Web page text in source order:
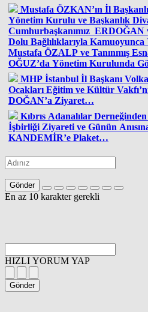
Mustafa ÖZKAN’ın İl
Yönetim Kurulu ve Başkanlık
Cumhurbaşkanımız
Dolu Bağlılıklarıyla
Mustafa ÖZALP ve Tanınmış
OĞUZ’da Yönetim Kurulunda
MHP İstanbul İl Başkanı
Ocakları Eğitim ve Kültür
DOĞAN’a Ziyaret…
Kıbrıs Adanalılar
İşbirliği Ziyareti ve Günün
KANDEMİR’e Plaket…
Gönder
En az 10 karakter gerekli
HIZLI YORUM YAP
Gönder